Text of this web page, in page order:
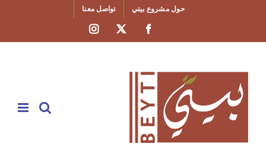
حول مشروع بيتي تواصل معنا
Facebook
X
Instagram